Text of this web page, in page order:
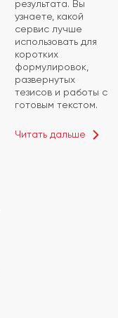
результата. Вы
узнаете, какой
сервис лучше
использовать для
коротких
формулировок,
развернутых
тезисов и работы с
готовым текстом.
Читать дальше